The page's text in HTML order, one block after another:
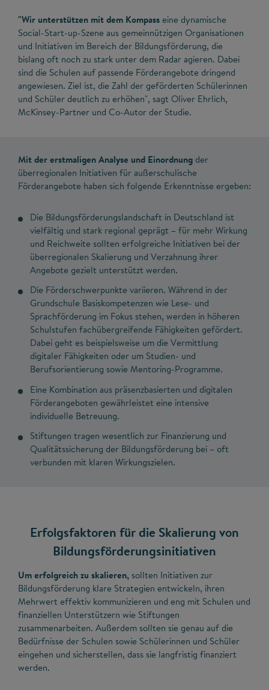
"Wir unterstützen mit dem Kompasseine dynamische
Social-Start-up-Szene aus gemeinnützigen Organisationen
und Initiativen im Bereich der Bildungsförderung, die
bislang oft noch zu stark unter dem Radar agieren. Dabei
sind die Schulen auf passende Förderangebote dringend
angewiesen. Ziel ist, die Zahl der geförderten Schülerinnen
und Schüler deutlich zu erhöhen", sagt Oliver Ehrlich,
McKinsey-Partner und Co-Autor der Studie.
Mit der erstmaligen Analyse und Einordnungder
überregionalen Initiativen für außerschulische
Förderangebote haben sich folgende Erkenntnisse ergeben:
Die Bildungsförderungslandschaft in Deutschland ist
vielfältig und stark regional geprägt – für mehr Wirkung
und Reichweite sollten erfolgreiche Initiativen bei der
überregionalen Skalierung und Verzahnung ihrer
Angebote gezielt unterstützt werden.
Die Förderschwerpunkte variieren. Während in der
Grundschule Basiskompetenzen wie Lese- und
Sprachförderung im Fokus stehen, werden in höheren
Schulstufen fachübergreifende Fähigkeiten gefördert.
Dabei geht es beispielsweise um die Vermittlung
digitaler Fähigkeiten oder um Studien- und
Berufsorientierung sowie Mentoring-Programme.
Eine Kombination aus präsenzbasierten und digitalen
Förderangeboten gewährleistet eine intensive
individuelle Betreuung.
Stiftungen tragen wesentlich zur Finanzierung und
Qualitätssicherung der Bildungsförderung bei – oft
verbunden mit klaren Wirkungszielen.
Erfolgsfaktoren für die Skalierung von
Bildungsförderungsinitiativen
Um erfolgreich zu skalieren, sollten Initiativen zur
Bildungsförderung klare Strategien entwickeln, ihren
Mehrwert effektiv kommunizieren und eng mit Schulen und
finanziellen Unterstützern wie Stiftungen
zusammenarbeiten. Außerdem sollten sie genau auf die
Bedürfnisse der Schulen sowie Schülerinnen und Schüler
eingehen und sicherstellen, dass sie langfristig finanziert
werden.